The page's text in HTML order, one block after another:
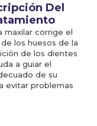
Del
maxilar corrige el
los huesos de la
de los dientes
a guiar el
de su
evitar problemas